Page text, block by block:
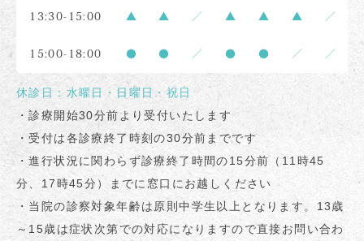
13:30-15:00 ▲ ▲ ／ ▲ ▲ ▲ ／
15:00-18:00 ● ● ／ ● ● ／ ／
休診日：水曜日・日曜日・祝日
・診療開始30分前より受付いたします
・受付は各診療終了時刻の30分前までです
・進行状況に関わらず診療終了時間の15分前（11時45
分、17時45分）までに窓口にお越しください
・当院の診察対象年齢は原則中学生以上となります。13歳
～15歳は症状次第での対応になりますので直接お問い合わ